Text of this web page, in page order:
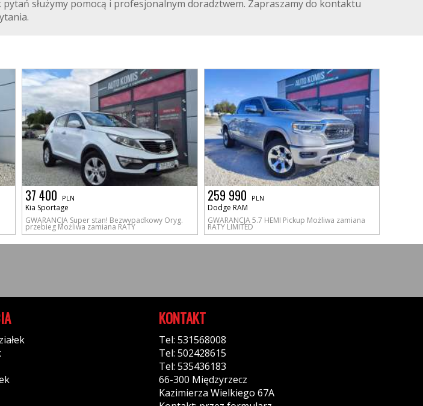
służymy pomocą i profesjonalnym doradztwem. Zapraszamy do kontaktu
37 400 PLN
Kia Sportage
GWARANCJA Super stan! Bezwypadkowy Oryg.
przebieg Możliwa zamiana RATY
259 990 PLN
Dodge RAM
GWARANCJA 5.7 HEMI Pickup Możliwa zamiana
RATY LIMITED
KONTAKT
Tel: 531568008
Tel: 502428615
Tel: 535436183
66-300 Międzyrzecz
Kazimierza Wielkiego 67A